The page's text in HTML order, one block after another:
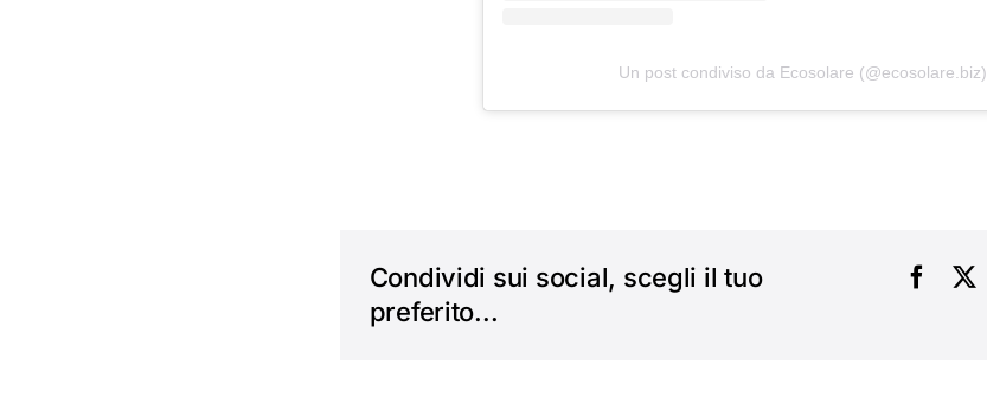
Un post condiviso da Ecosolare (@ecosolare.biz)
Condividi sui social, scegli il tuo
preferito...